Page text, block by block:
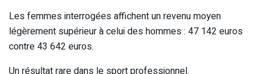
Les femmes interrogées affichent un revenu moyen
légèrement supérieur à celui des hommes : 47 142 euros
contre 43 642 euros.
Un résultat rare dans le sport professionnel.